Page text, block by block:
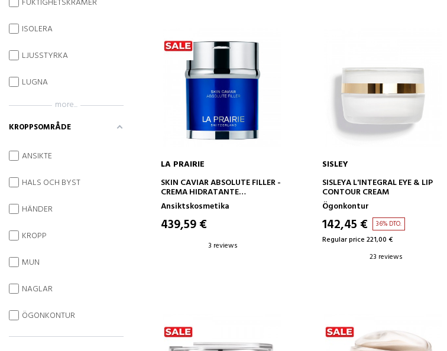
ADD TO CART
LA PRAIRIE
SKIN CAVIAR ABSOLUTE FILLER -
CREMA HIDRATANTE
REDENSIFICADORA
Ansiktskosmetika
439,59 €
3 reviews
ADD TO CART
SISLEY
SISLEYA L'INTEGRAL EYE & LIP
CONTOUR CREAM
Ögonkontur
142,45 € 36% DTO.
Regular price 221,00 €
23 reviews
FUKTIGHETSKRÄMER
ISOLERA
LJUSSTYRKA
LUGNA
more...
KROPPSOMRÅDE
ANSIKTE
HALS OCH BYST
HÄNDER
KROPP
MUN
NAGLAR
ÖGONKONTUR